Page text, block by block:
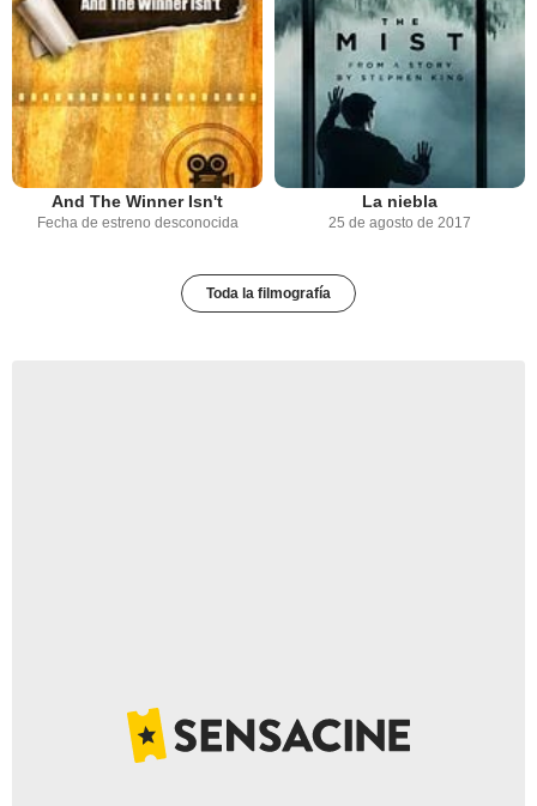
And The Winner Isn't
Fecha de estreno desconocida
La niebla
25 de agosto de 2017
Toda la filmografía